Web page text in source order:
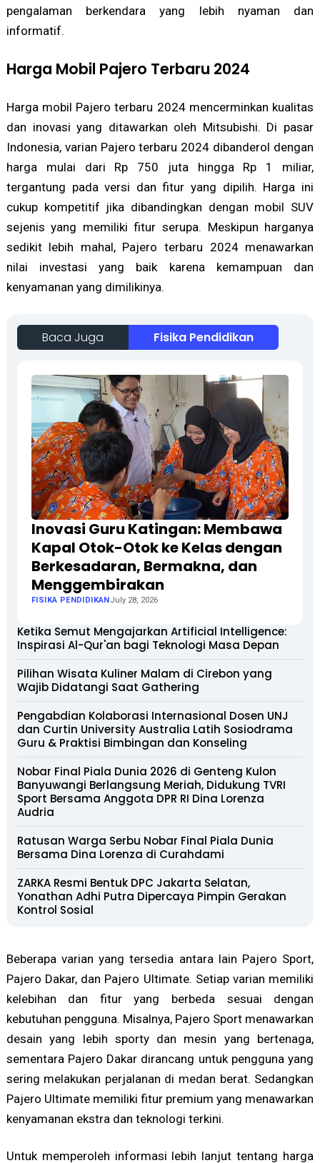
pengalaman berkendara yang lebih nyaman dan
informatif.
Harga Mobil Pajero Terbaru 2024
Harga mobil Pajero terbaru 2024 mencerminkan kualitas
dan inovasi yang ditawarkan oleh Mitsubishi. Di pasar
Indonesia, varian Pajero terbaru 2024 dibanderol dengan
harga mulai dari Rp 750 juta hingga Rp 1 miliar,
tergantung pada versi dan fitur yang dipilih. Harga ini
cukup kompetitif jika dibandingkan dengan mobil SUV
sejenis yang memiliki fitur serupa. Meskipun harganya
sedikit lebih mahal, Pajero terbaru 2024 menawarkan
nilai investasi yang baik karena kemampuan dan
kenyamanan yang dimilikinya.
Baca Juga Fisika Pendidikan
Inovasi Guru Katingan: Membawa
Kapal Otok-Otok ke Kelas dengan
Berkesadaran, Bermakna, dan
Menggembirakan
FISIKA PENDIDIKANJuly 28, 2026
Ketika Semut Mengajarkan Artificial Intelligence:
Inspirasi Al-Qur'an bagi Teknologi Masa Depan
Pilihan Wisata Kuliner Malam di Cirebon yang
Wajib Didatangi Saat Gathering
Pengabdian Kolaborasi Internasional Dosen UNJ
dan Curtin University Australia Latih Sosiodrama
Guru & Praktisi Bimbingan dan Konseling
Nobar Final Piala Dunia 2026 di Genteng Kulon
Banyuwangi Berlangsung Meriah, Didukung TVRI
Sport Bersama Anggota DPR RI Dina Lorenza
Audria
Ratusan Warga Serbu Nobar Final Piala Dunia
Bersama Dina Lorenza di Curahdami
ZARKA Resmi Bentuk DPC Jakarta Selatan,
Yonathan Adhi Putra Dipercaya Pimpin Gerakan
Kontrol Sosial
Beberapa varian yang tersedia antara lain Pajero Sport,
Pajero Dakar, dan Pajero Ultimate. Setiap varian memiliki
kelebihan dan fitur yang berbeda sesuai dengan
kebutuhan pengguna. Misalnya, Pajero Sport menawarkan
desain yang lebih sporty dan mesin yang bertenaga,
sementara Pajero Dakar dirancang untuk pengguna yang
sering melakukan perjalanan di medan berat. Sedangkan
Pajero Ultimate memiliki fitur premium yang menawarkan
kenyamanan ekstra dan teknologi terkini.
Untuk memperoleh informasi lebih lanjut tentang harga